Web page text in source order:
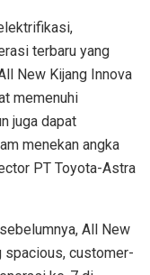
terbaru yang
New Kijang Innova
memenuhi
juga dapat
menekan angka
PT Toyota-Astra
All New
spacious, customer-